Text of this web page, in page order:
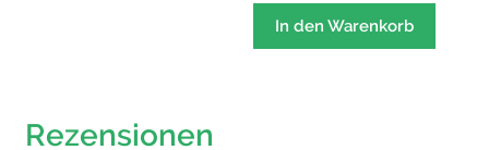
In den Warenkorb
Rezensionen